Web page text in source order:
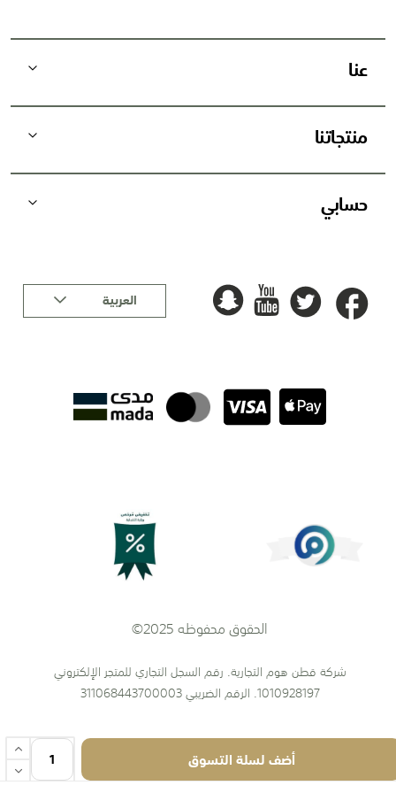
أضف لسلة التسوق
:
عنا
منتجاتنا
حسابي
لغة العربية
الحقوق محفوظه 2025©
شركة قطن هوم التجارية. رقم السجل التجاري للمتجر الإلكتروني
1010928197. الرقم الضريبي 311068443700003